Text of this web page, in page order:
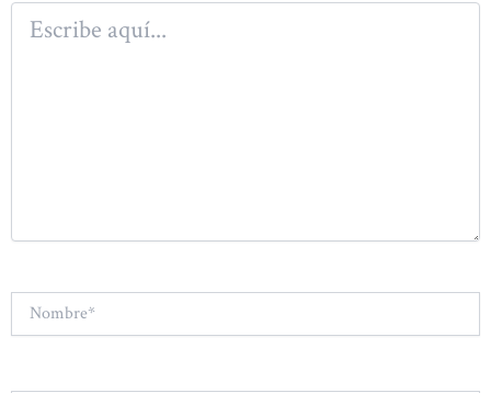
Escribe
aquí...
Nombre*